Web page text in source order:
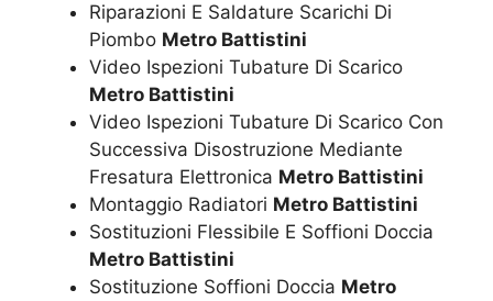
Riparazioni E Saldature Scarichi Di
Piombo Metro Battistini
Video Ispezioni Tubature Di Scarico
Metro Battistini
Video Ispezioni Tubature Di Scarico Con
Successiva Disostruzione Mediante
Fresatura Elettronica Metro Battistini
Montaggio Radiatori Metro Battistini
Sostituzioni Flessibile E Soffioni Doccia
Metro Battistini
Sostituzione Soffioni Doccia Metro